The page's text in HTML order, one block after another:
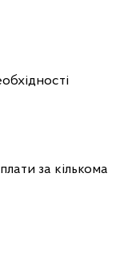
за кількома